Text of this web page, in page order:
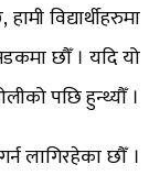
विद्यार्थीहरुमा
छौँ । यदि यो
पछि हुन्थ्यौँ ।
लागिरहेका छौँ ।